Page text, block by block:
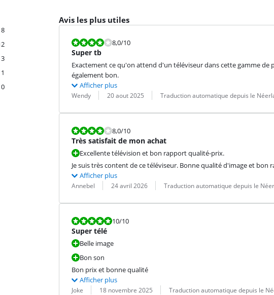
8
3
1
0
Avis les plus utiles
La note est 8,0 sur 10.
8,0/10
Super tb
Exactement ce qu'on attend d'un téléviseur dans cette gamme de
également bon.
Afficher plus
Évaluation par :
Wendy
Date : 20 aout 2025
Traduction : Traduction automatique depuis le
La note est 8,0 sur 10.
8,0/10
Très satisfait de mon achat
Excellente télévision et bon rapport qualité-prix.
Je suis très content de ce téléviseur. Bonne qualité d'image et bon
Afficher plus
Évaluation par :
Annebel
Date : 24 avril 2026
Traduction : Traduction automatique depuis le
La note est 10 sur 10.
10/10
Super télé
Belle image
Bon son
Bon prix et bonne qualité
Afficher plus
Évaluation par :
Joke
Date : 18 novembre 2025
Traduction : Traduction automatique depuis le